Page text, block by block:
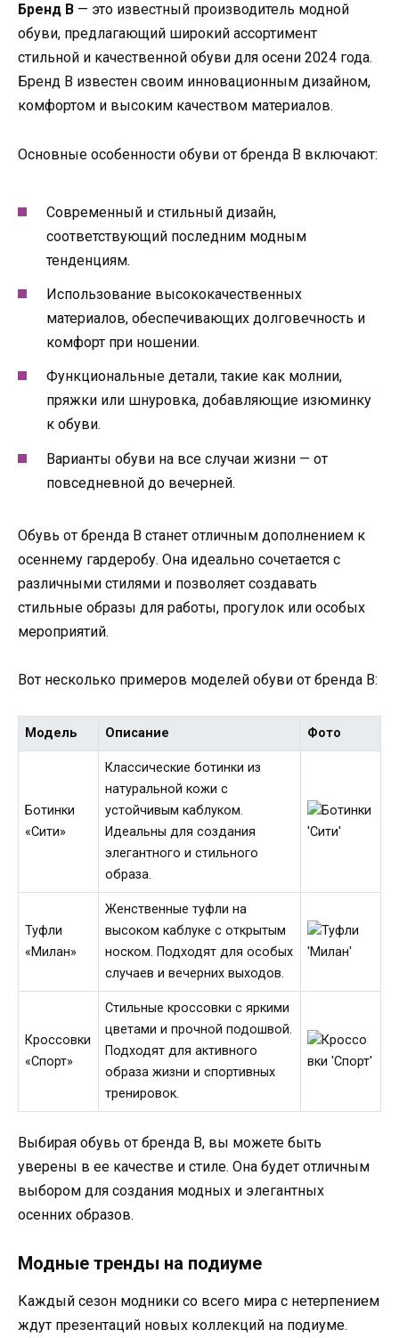
Бренд B — это известный производитель модной
обуви, предлагающий широкий ассортимент
стильной и качественной обуви для осени 2024 года.
Бренд B известен своим инновационным дизайном,
комфортом и высоким качеством материалов.
Основные особенности обуви от бренда B включают:
Современный и стильный дизайн,
соответствующий последним модным
тенденциям.
Использование высококачественных
материалов, обеспечивающих долговечность и
комфорт при ношении.
Функциональные детали, такие как молнии,
пряжки или шнуровка, добавляющие изюминку
к обуви.
Варианты обуви на все случаи жизни — от
повседневной до вечерней.
Обувь от бренда B станет отличным дополнением к
осеннему гардеробу. Она идеально сочетается с
различными стилями и позволяет создавать
стильные образы для работы, прогулок или особых
мероприятий.
Вот несколько примеров моделей обуви от бренда B:
Модель Описание Фото
Ботинки
«Сити»
Классические ботинки из
натуральной кожи с
устойчивым каблуком.
Идеальны для создания
элегантного и стильного
образа.
Туфли
«Милан»
Женственные туфли на
высоком каблуке с открытым
носком. Подходят для особых
случаев и вечерних выходов.
Кроссовки
«Спорт»
Стильные кроссовки с яркими
цветами и прочной подошвой.
Подходят для активного
образа жизни и спортивных
тренировок.
Выбирая обувь от бренда B, вы можете быть
уверены в ее качестве и стиле. Она будет отличным
выбором для создания модных и элегантных
осенних образов.
Модные тренды на подиуме
Каждый сезон модники со всего мира с нетерпением
ждут презентаций новых коллекций на подиуме.